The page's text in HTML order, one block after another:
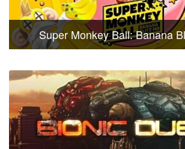
Super Monkey Ball: Banana